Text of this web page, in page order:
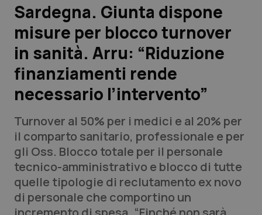
Scienza e Farmaci
Studi e Analisi
Lettere al direttore
QS Pro
Professionisti Sanitari.AI
Abruzzo
QS Pro Gold
Sardegna. Giunta dispone
misure per blocco turnover
in sanità. Arru: “Riduzione
finanziamenti rende
necessario l’intervento”
Turnover al 50% per i medici e al 20% per
il comparto sanitario, professionale e per
gli Oss. Blocco totale per il personale
tecnico-amministrativo e blocco di tutte
quelle tipologie di reclutamento ex novo
di personale che comportino un